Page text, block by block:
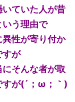
ていた人が昔
う理由で
性が寄り付か
すが
そんな者が取
すが(´；ω；｀)